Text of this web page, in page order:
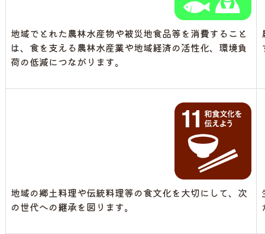
地域でとれた農林水産物や被災地食品等を消費すること
は、食を支える農林水産業や地域経済の活性化、環境負
荷の低減につながります。
地域の郷土料理や伝統料理等の食文化を大切にして、次
の世代への継承を図ります。